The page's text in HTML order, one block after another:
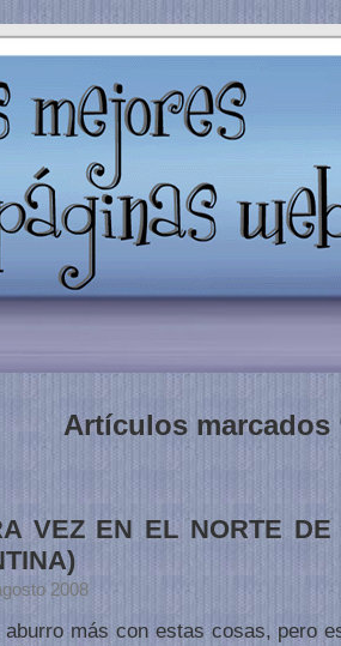
Artículos marcados
VEZ EN EL NORTE DE
2008
aburro más con estas cosas, pero